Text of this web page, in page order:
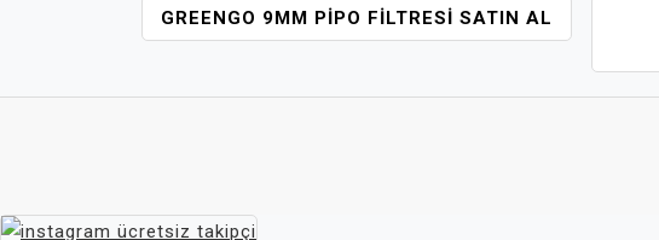
YAZI
GEZINMESI
GREENGO 9MM PIPO FILTRESI SATIN AL